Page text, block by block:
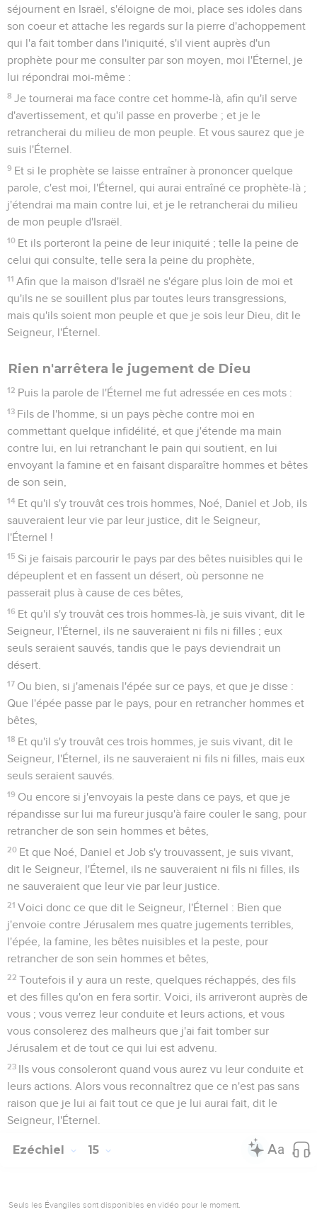
séjournent en Israël, s'éloigne de moi, place ses idoles dans
son coeur et attache les regards sur la pierre d'achoppement
qui l'a fait tomber dans l'iniquité, s'il vient auprès d'un
prophète pour me consulter par son moyen, moi l'Éternel, je
lui répondrai moi-même :
8 Je tournerai ma face contre cet homme-là, afin qu'il serve
d'avertissement, et qu'il passe en proverbe ; et je le
retrancherai du milieu de mon peuple. Et vous saurez que je
suis l'Éternel.
9 Et si le prophète se laisse entraîner à prononcer quelque
parole, c'est moi, l'Éternel, qui aurai entraîné ce prophète-là ;
j'étendrai ma main contre lui, et je le retrancherai du milieu
de mon peuple d'Israël.
10 Et ils porteront la peine de leur iniquité ; telle la peine de
celui qui consulte, telle sera la peine du prophète,
11 Afin que la maison d'Israël ne s'égare plus loin de moi et
qu'ils ne se souillent plus par toutes leurs transgressions,
mais qu'ils soient mon peuple et que je sois leur Dieu, dit le
Seigneur, l'Éternel.
Rien n'arrêtera le jugement de Dieu
12 Puis la parole de l'Éternel me fut adressée en ces mots :
13 Fils de l'homme, si un pays pèche contre moi en
commettant quelque infidélité, et que j'étende ma main
contre lui, en lui retranchant le pain qui soutient, en lui
envoyant la famine et en faisant disparaître hommes et bêtes
de son sein,
14 Et qu'il s'y trouvât ces trois hommes, Noé, Daniel et Job, ils
sauveraient leur vie par leur justice, dit le Seigneur,
l'Éternel !
15 Si je faisais parcourir le pays par des bêtes nuisibles qui le
dépeuplent et en fassent un désert, où personne ne
passerait plus à cause de ces bêtes,
16 Et qu'il s'y trouvât ces trois hommes-là, je suis vivant, dit le
Seigneur, l'Éternel, ils ne sauveraient ni fils ni filles ; eux
seuls seraient sauvés, tandis que le pays deviendrait un
désert.
17 Ou bien, si j'amenais l'épée sur ce pays, et que je disse :
Que l'épée passe par le pays, pour en retrancher hommes et
bêtes,
18 Et qu'il s'y trouvât ces trois hommes, je suis vivant, dit le
Seigneur, l'Éternel, ils ne sauveraient ni fils ni filles, mais eux
seuls seraient sauvés.
19 Ou encore si j'envoyais la peste dans ce pays, et que je
répandisse sur lui ma fureur jusqu'à faire couler le sang, pour
retrancher de son sein hommes et bêtes,
20 Et que Noé, Daniel et Job s'y trouvassent, je suis vivant,
dit le Seigneur, l'Éternel, ils ne sauveraient ni fils ni filles, ils
ne sauveraient que leur vie par leur justice.
21 Voici donc ce que dit le Seigneur, l'Éternel : Bien que
j'envoie contre Jérusalem mes quatre jugements terribles,
l'épée, la famine, les bêtes nuisibles et la peste, pour
retrancher de son sein hommes et bêtes,
22 Toutefois il y aura un reste, quelques réchappés, des fils
et des filles qu'on en fera sortir. Voici, ils arriveront auprès de
vous ; vous verrez leur conduite et leurs actions, et vous
vous consolerez des malheurs que j'ai fait tomber sur
Jérusalem et de tout ce qui lui est advenu.
23 Ils vous consoleront quand vous aurez vu leur conduite et
leurs actions. Alors vous reconnaîtrez que ce n'est pas sans
raison que je lui ai fait tout ce que je lui aurai fait, dit le
Seigneur, l'Éternel.
Ezéchiel 15
Seuls les Évangiles sont disponibles en vidéo pour le moment.